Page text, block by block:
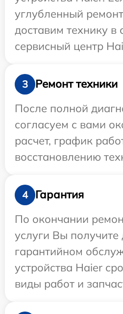
углубленный
доставим технику в
сервисный центр
3
Ремонт техники
После полной
согласуем с вами
расчет, график
восстановлению
4
Гарантия
По окончании
услуги Вы получите
гарантийном
устройства Haier
виды работ и